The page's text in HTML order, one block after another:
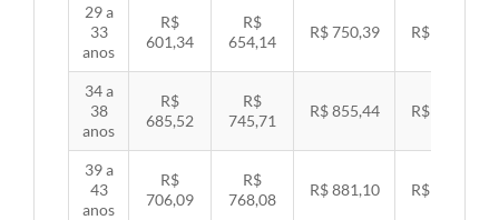
29 a
33
anos
R$
601,34
R$
654,14
R$ 750,39 R$ 773,29
34 a
38
anos
R$
685,52
R$
745,71
R$ 855,44 R$ 881,54
39 a
43
anos
R$
706,09
R$
768,08
R$ 881,10 R$ 907,99